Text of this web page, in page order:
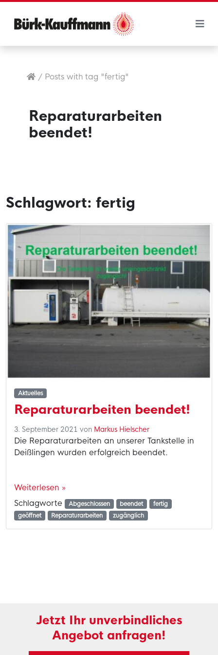
/ Posts with tag "fertig"
Reparaturarbeiten
beendet!
Schlagwort: fertig
Aktuelles
Reparaturarbeiten beendet!
3. September 2021 von Markus Hielscher
Die Reparaturarbeiten an unserer Tankstelle in
Deißlingen wurden erfolgreich beendet.
Weiterlesen »
Schlagworte
Abgeschlossen beendet
fertig
geöffnet
Reparaturarbeiten zugänglich
Jetzt Ihr unverbindliches
Angebot anfragen!